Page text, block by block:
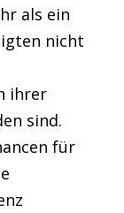
als ein
nicht
ihrer
sind.
für